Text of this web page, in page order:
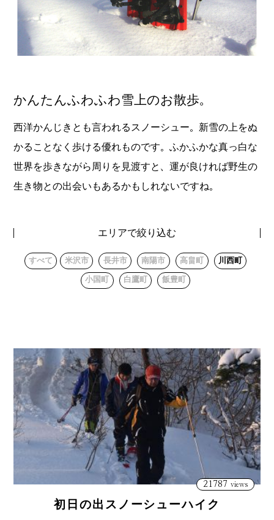
かんたんふわふわ雪上のお散歩。
西洋かんじきとも言われるスノーシュー。新雪の上をぬ
かることなく歩ける優れものです。ふかふかな真っ白な
世界を歩きながら周りを見渡すと、運が良ければ野生の
生き物との出会いもあるかもしれないですね。
エリアで絞り込む
すべて 米沢市 長井市 南陽市 高畠町 川西町
小国町 白鷹町 飯豊町
21787 views
初日の出スノーシューハイク